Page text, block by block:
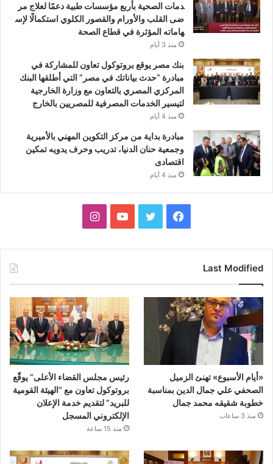
دمات الصحية بأربع مؤسسات طبية دعمًا لعلاج مر
ضى القلب والأورام والقصور الكلوي استكمالًا لإس
هاماته المؤثرة في قطاع الصحة
منذ 3 أيام
بنك مصر يوقع بروتوكول تعاون للمشاركة في
مبادرة “حدث بياناتك في مصر” التي أطلقها البنك
المركزي المصري بالتعاون مع وزارة الخارجية
لتيسير الخدمات المصرفية للمصريين بالخارج
منذ 4 أيام
مبادرة بداية من مركز التكوين المهني بالأميرية
وجمعية حنان الدنيا، تدريب وحرف يدويه تمكين
اقتصادى
منذ 4 أيام
فيسبوك تويتر يوتيوبانستقرام
Last Modified
«أيام الأسبوع» تهنئ الزميل
الصحفي علي جمال الدين بمناسبة
خطوبة شقيقه محمد جمال
منذ 3 ساعات
رئيس مجلس القضاء الأعلى” يوقّع
بروتوكول تعاون مع “الهيئة القومية
للبريد” لتقديم خدمة الإعلان
الإلكتروني المسجل
منذ 15 ساعة